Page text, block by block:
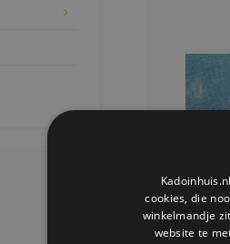
cookies, die
winkelmandje
website te